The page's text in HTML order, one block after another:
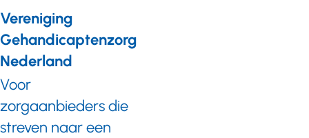
Vereniging
Gehandicaptenzorg
Nederland
Voor
zorgaanbieders die
streven naar een